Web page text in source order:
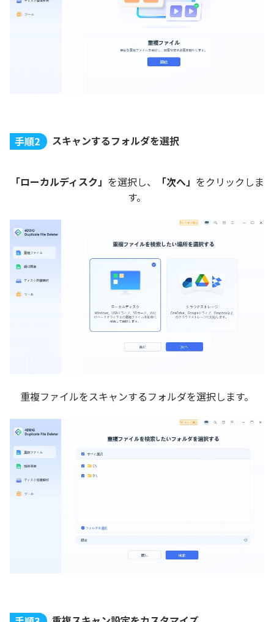
手順2 スキャンするフォルダを選択
「ローカルディスク」 を選択し、 「次へ」 をクリックしま
す。
重複ファイルをスキャンするフォルダを選択します。